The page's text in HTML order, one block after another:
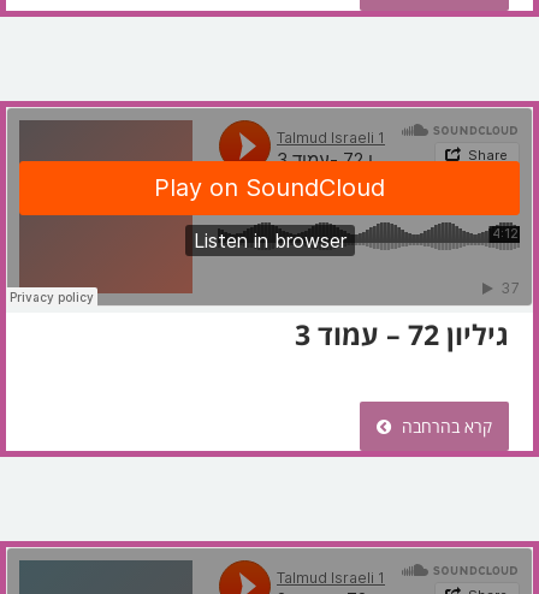
גיליון 72 – עמוד 3
קרא בהרחבה